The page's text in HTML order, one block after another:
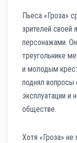
Пьеса «Гроза»
зрителей своей
персонажами.
треугольнике
и молодым
поднял вопросы
эксплуатации и
обществе.
Хотя «Гроза»